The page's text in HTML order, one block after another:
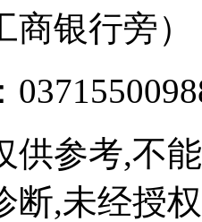
银行旁）
供参考,不
断,未经授